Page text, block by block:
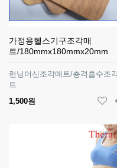
가정용헬스기구조각매
트/180mmx180mmx20mm
런닝머신조각매트/층격흡수조
트
1,500원